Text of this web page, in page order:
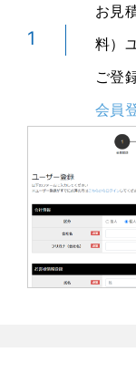
1
お見
料）
ご登
会員